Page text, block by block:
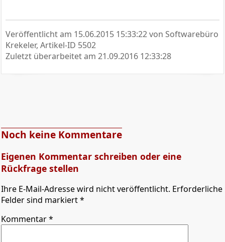
Veröffentlicht am 15.06.2015 15:33:22von Softwarebüro
Krekeler, Artikel-ID 5502
Zuletzt überarbeitet am 21.09.2016 12:33:28
Noch keine Kommentare
Eigenen Kommentar schreiben oder eine
Rückfrage stellen
Ihre E-Mail-Adresse wird nicht veröffentlicht. Erforderliche
Felder sind markiert *
Kommentar*